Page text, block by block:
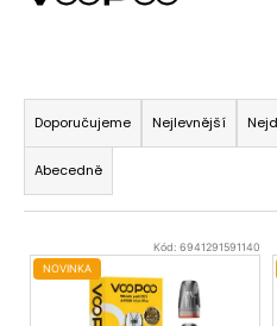
Ř
a
z
e
n
í
p
Doporučujeme Nejlevnější
Abecedně
V
ý
Kód: 6941291591140
NOVINKA
b
e
t
e
n
j